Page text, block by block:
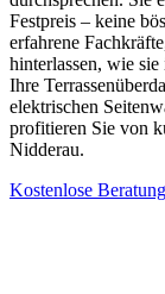
Festpreis – keine
erfahrene
hinterlassen, wie
Ihre
elektrischen
profitieren Sie von
Nidderau.
Kostenlose Beratung